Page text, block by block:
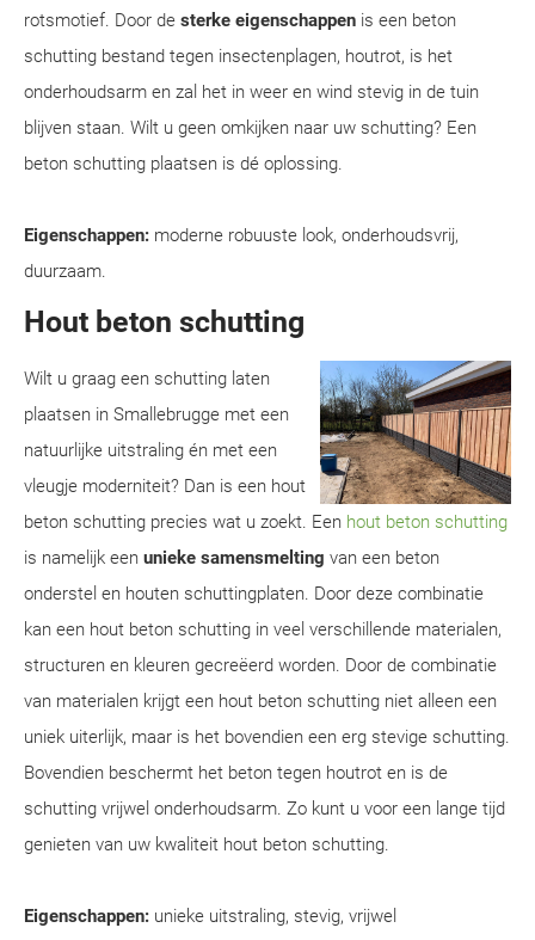
rotsmotief. Door de sterke eigenschappen is een beton
schutting bestand tegen insectenplagen, houtrot, is het
onderhoudsarm en zal het in weer en wind stevig in de tuin
blijven staan. Wilt u geen omkijken naar uw schutting? Een
beton schutting plaatsen is dé oplossing.
Eigenschappen: moderne robuuste look, onderhoudsvrij,
duurzaam.
Hout beton schutting
Wilt u graag een schutting laten
plaatsen in Smallebrugge met een
natuurlijke uitstraling én met een
vleugje moderniteit? Dan is een hout
beton schutting precies wat u zoekt. Een hout beton schutting
is namelijk een unieke samensmelting van een beton
onderstel en houten schuttingplaten. Door deze combinatie
kan een hout beton schutting in veel verschillende materialen,
structuren en kleuren gecreëerd worden. Door de combinatie
van materialen krijgt een hout beton schutting niet alleen een
uniek uiterlijk, maar is het bovendien een erg stevige schutting.
Bovendien beschermt het beton tegen houtrot en is de
schutting vrijwel onderhoudsarm. Zo kunt u voor een lange tijd
genieten van uw kwaliteit hout beton schutting.
Eigenschappen: unieke uitstraling, stevig, vrijwel